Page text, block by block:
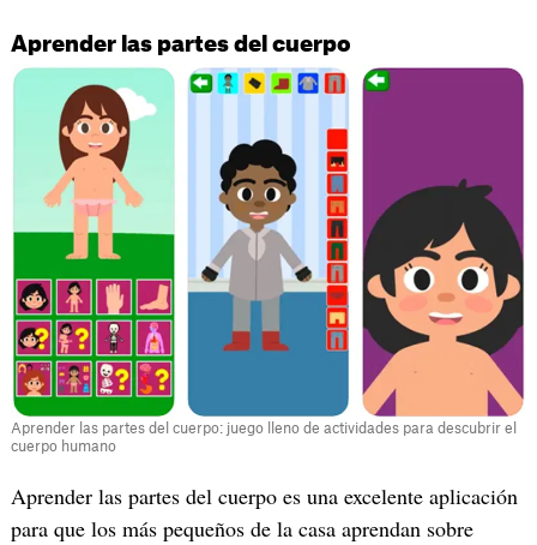
Aprender las partes del cuerpo
Aprender las partes del cuerpo: juego lleno de actividades para descubrir el
cuerpo humano
Aprender las partes del cuerpo es una excelente aplicación
para que los más pequeños de la casa aprendan sobre